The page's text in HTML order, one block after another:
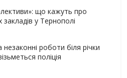
що кажуть про
у Тернополі
незаконні роботи біля річки
поліція